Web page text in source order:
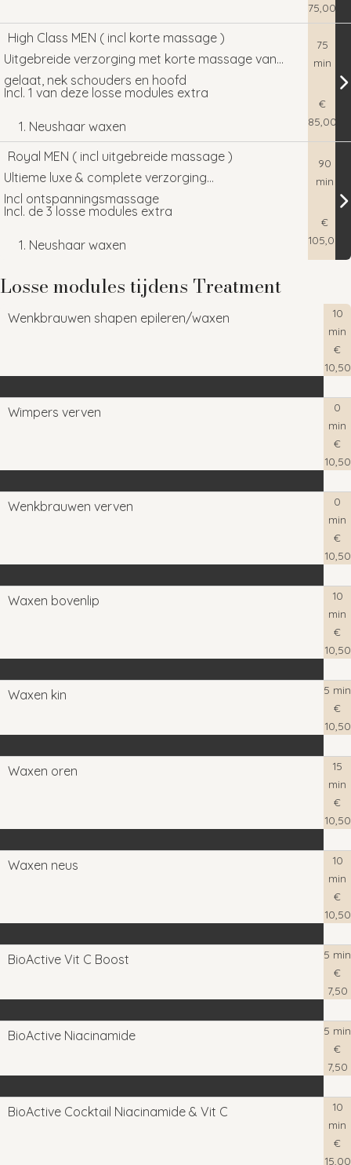
75,00
Basis behandeling. Denk aan, reinigen, scrub, mee-eters,
verwijderen masker & dagcrème
High Class MEN ( incl korte massage )
Uitgebreide verzorging met korte massage van
gelaat, nek schouders en hoofd
Incl. 1 van deze losse modules extra
Neushaar waxen
Oorhaar waxen
Wenkbrauwen/tussenstuk bijwerken
75
min
€
85,00
Uitgebreide verzorging met korte massage van gelaat,
nek schouders en hoofd
Incl. 1 van deze losse modules extra
Neushaar waxen
Wenkbrauwen/tussenstuk bijwerken
Royal MEN ( incl uitgebreide massage )
Ultieme luxe & complete verzorging
Incl ontspanningsmassage
Incl. de 3 losse modules extra
Neushaar waxen
Wenkbrauwen/tussenstuk bijwerken/waxen
90
min
€
105,00
Incl ontspanningsmassage
Incl. de 3 losse modules extra
Oorhaar Waxen
Wenkbrauwen/tussenstuk bijwerken/waxen
Losse modules tijdens Treatment
Wenkbrauwen shapen epileren/waxen
10
min
€
10,50
Wimpers verven
0
min
€
10,50
Wenkbrauwen verven
0
min
€
10,50
Waxen bovenlip
10
min
€
10,50
Waxen kin
5 min
€
10,50
Waxen oren
15
min
€
10,50
Waxen neus
10
min
€
10,50
BioActive Vit C Boost
5 min
€
7,50
BioActive Niacinamide
5 min
€
7,50
BioActive Cocktail Niacinamide & Vit C
10
min
€
15,00